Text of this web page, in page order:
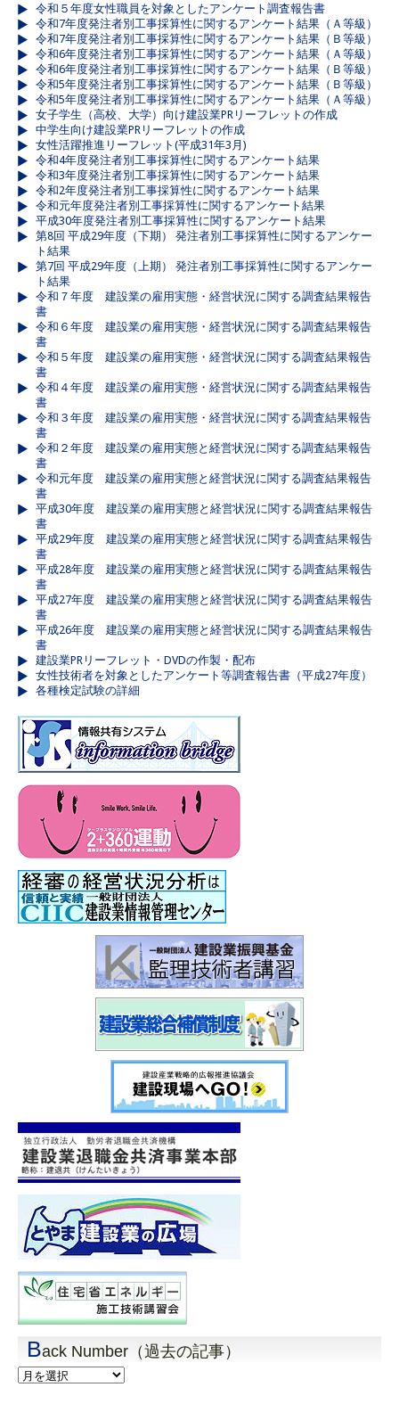
令和５年度女性職員を対象としたアンケート調査報告書
令和7年度発注者別工事採算性に関するアンケート結果（Ａ等級）
令和7年度発注者別工事採算性に関するアンケート結果（Ｂ等級）
令和6年度発注者別工事採算性に関するアンケート結果（Ａ等級）
令和6年度発注者別工事採算性に関するアンケート結果（Ｂ等級）
令和5年度発注者別工事採算性に関するアンケート結果（Ｂ等級）
令和5年度発注者別工事採算性に関するアンケート結果（Ａ等級）
女子学生（高校、大学）向け建設業PRリーフレットの作成
中学生向け建設業PRリーフレットの作成
女性活躍推進リーフレット(平成31年3月)
令和4年度発注者別工事採算性に関するアンケート結果
令和3年度発注者別工事採算性に関するアンケート結果
令和2年度発注者別工事採算性に関するアンケート結果
令和元年度発注者別工事採算性に関するアンケート結果
平成30年度発注者別工事採算性に関するアンケート結果
第8回 平成29年度（下期） 発注者別工事採算性に関するアンケー
ト結果
第7回 平成29年度（上期） 発注者別工事採算性に関するアンケー
ト結果
令和７年度 建設業の雇用実態・経営状況に関する調査結果報告
書
令和６年度 建設業の雇用実態・経営状況に関する調査結果報告
書
令和５年度 建設業の雇用実態・経営状況に関する調査結果報告
書
令和４年度 建設業の雇用実態・経営状況に関する調査結果報告
書
令和３年度 建設業の雇用実態・経営状況に関する調査結果報告
書
令和２年度 建設業の雇用実態と経営状況に関する調査結果報告
書
令和元年度 建設業の雇用実態と経営状況に関する調査結果報告
書
平成30年度 建設業の雇用実態と経営状況に関する調査結果報告
書
平成29年度 建設業の雇用実態と経営状況に関する調査結果報告
書
平成28年度 建設業の雇用実態と経営状況に関する調査結果報告
書
平成27年度 建設業の雇用実態と経営状況に関する調査結果報告
書
平成26年度 建設業の雇用実態と経営状況に関する調査結果報告
書
建設業PRリーフレット・DVDの作製・配布
女性技術者を対象としたアンケート等調査報告書（平成27年度）
各種検定試験の詳細
Back Number（過去の記事）
Back
Number（過